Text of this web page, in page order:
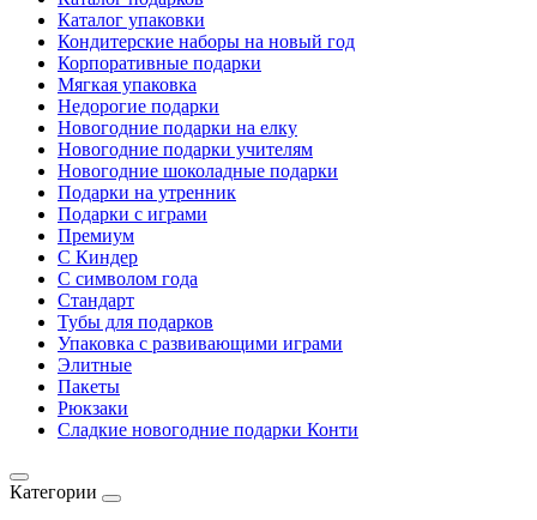
Каталог упаковки
Кондитерские наборы на новый год
Корпоративные подарки
Мягкая упаковка
Недорогие подарки
Новогодние подарки на елку
Новогодние подарки учителям
Новогодние шоколадные подарки
Подарки на утренник
Подарки с играми
Премиум
С Киндер
С символом года
Стандарт
Тубы для подарков
Упаковка с развивающими играми
Элитные
Пакеты
Рюкзаки
Сладкие новогодние подарки Конти
Категории